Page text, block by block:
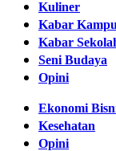
Kuliner
Kabar
Kabar
Seni Budaya
Opini
Ekonomi
Kesehatan
Opini